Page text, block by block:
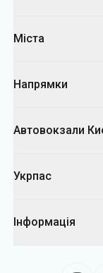
Міста
Напрямки
Автовокзали
Укрпас
Інформація